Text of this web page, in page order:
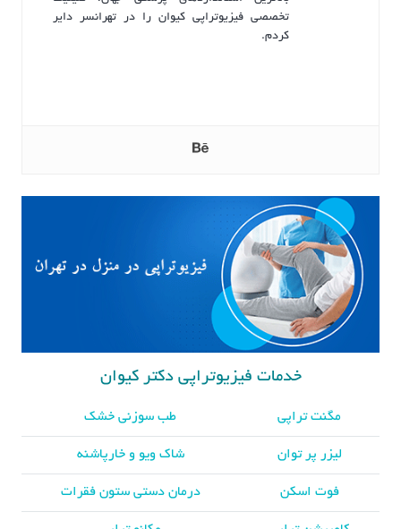
تخصصی فیزیوتراپی کیوان را در تهرانسر دایر
کردم.
خدمات فیزیوتراپی دکتر کیوان
مگنت تراپی طب سوزنی خشک
لیزر پر توان شاک ویو و خارپاشنه
فوت اسکن درمان دستی ستون فقرات